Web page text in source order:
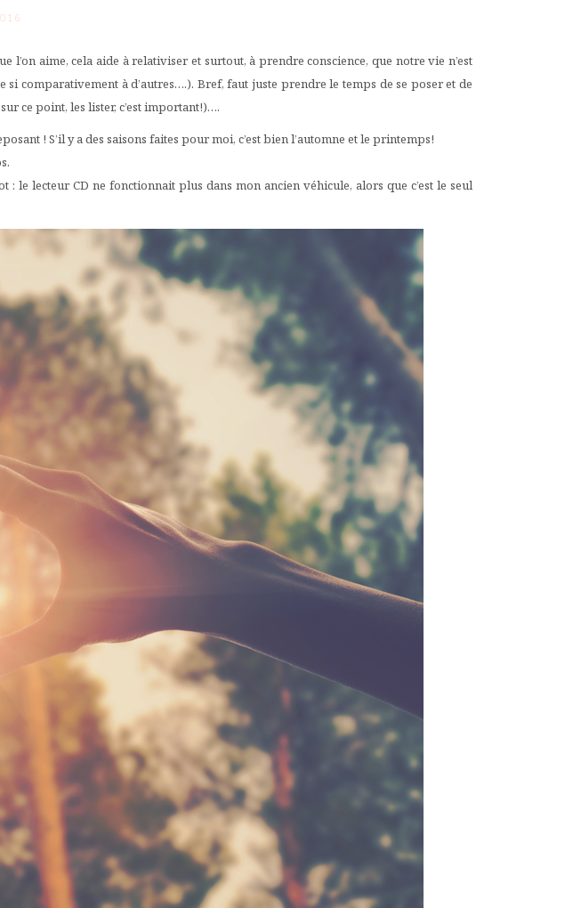
aime, cela aide à relativiser et surtout, à prendre conscience, que notre vie n’est
comparativement à d’autres….). Bref, faut juste prendre le temps de se poser et de
ce point, les lister, c’est important!)….
! S’il y a des saisons faites pour moi, c’est bien l’automne et le printemps!
le lecteur CD ne fonctionnait plus dans mon ancien véhicule, alors que c’est le seul